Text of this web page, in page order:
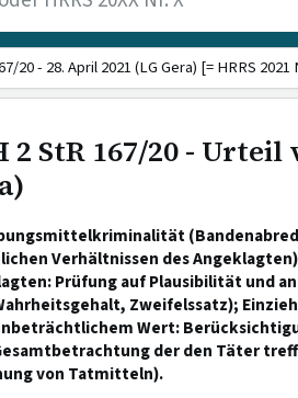
20 - 28. April 2021 (LG Gera) [= HRRS 2021
2 StR 167/20 -
Verhältnissen des
Prüfung auf Plausibilität und
Zweifelssatz);
Wert:
der den Täter
von Tatmitteln).